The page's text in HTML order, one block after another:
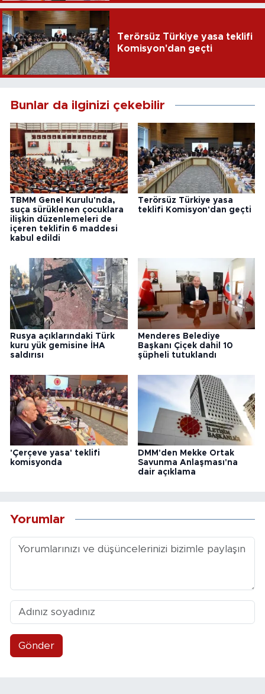
Terörsüz Türkiye yasa teklifi
Komisyon'dan geçti
Bunlar da ilginizi çekebilir
TBMM Genel Kurulu'nda,
suça sürüklenen çocuklara
ilişkin düzenlemeleri de
içeren teklifin 6 maddesi
kabul edildi
Terörsüz Türkiye yasa
teklifi Komisyon'dan geçti
Rusya açıklarındaki Türk
kuru yük gemisine İHA
saldırısı
Menderes Belediye
Başkanı Çiçek dahil 10
şüpheli tutuklandı
'Çerçeve yasa' teklifi
komisyonda
DMM'den Mekke Ortak
Savunma Anlaşması'na
dair açıklama
Yorumlar
Gönder